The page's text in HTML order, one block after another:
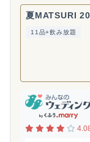
夏MATSURI
11品+飲み放題